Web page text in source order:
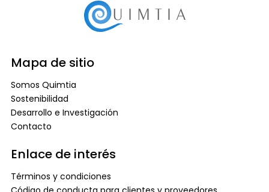
Mapa de sitio
Somos Quimtia
Sostenibilidad
Desarrollo e Investigación
Contacto
Enlace de interés
Términos y condiciones